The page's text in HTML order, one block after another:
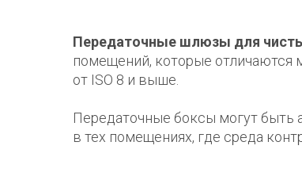
Передаточные шлюзы для
помещений, которые отличаются
от ISO 8 и выше.
Передаточные боксы могут быть
в тех помещениях, где среда